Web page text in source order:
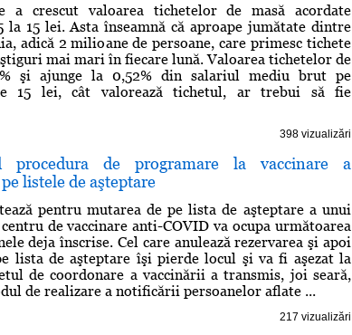
a crescut valoarea tichetelor de masă acordate
15 lei. Asta înseamnă că aproape jumătate dintre
adică 2 milioane de persoane, care primesc tichete
mai mari în fiecare lună. Valoarea tichetelor de
şi ajunge la 0,52% din salariul mediu brut pe
15 lei, cât valorează tichetul, ar trebui să fie
398 vizualizări
procedura de programare la vaccinare a
listele de aşteptare
pentru mutarea de pe lista de aşteptare a unui
de vaccinare anti-COVID va ocupa următoarea
deja înscrise. Cel care anulează rezervarea şi apoi
lista de aşteptare îşi pierde locul şi va fi aşezat la
de coordonare a vaccinării a transmis, joi seară,
de realizare a notificării persoanelor aflate ...
217 vizualizări